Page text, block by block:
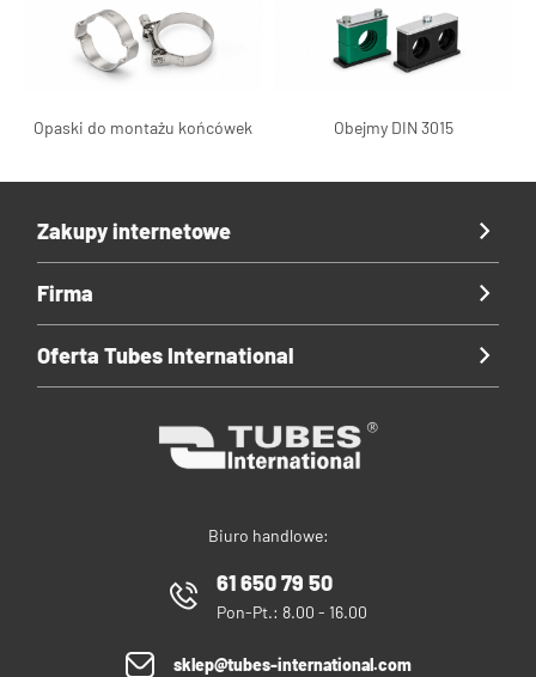
Opaski do montażu końcówek Obejmy DIN 3015
Biuro handlowe:
61 650 79 50
Pon-Pt.: 8.00 - 16.00
sklep@tubes-international.com
Zakupy internetowe
Firma
Oferta Tubes International